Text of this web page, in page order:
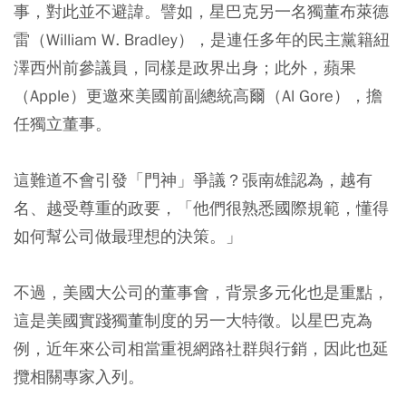
事，對此並不避諱。譬如，星巴克另一名獨董布萊德
雷（William W. Bradley），是連任多年的民主黨籍紐
澤西州前參議員，同樣是政界出身；此外，蘋果
（Apple）更邀來美國前副總統高爾（Al Gore），擔
任獨立董事。
這難道不會引發「門神」爭議？張南雄認為，越有
名、越受尊重的政要，「他們很熟悉國際規範，懂得
如何幫公司做最理想的決策。」
不過，美國大公司的董事會，背景多元化也是重點，
這是美國實踐獨董制度的另一大特徵。以星巴克為
例，近年來公司相當重視網路社群與行銷，因此也延
攬相關專家入列。